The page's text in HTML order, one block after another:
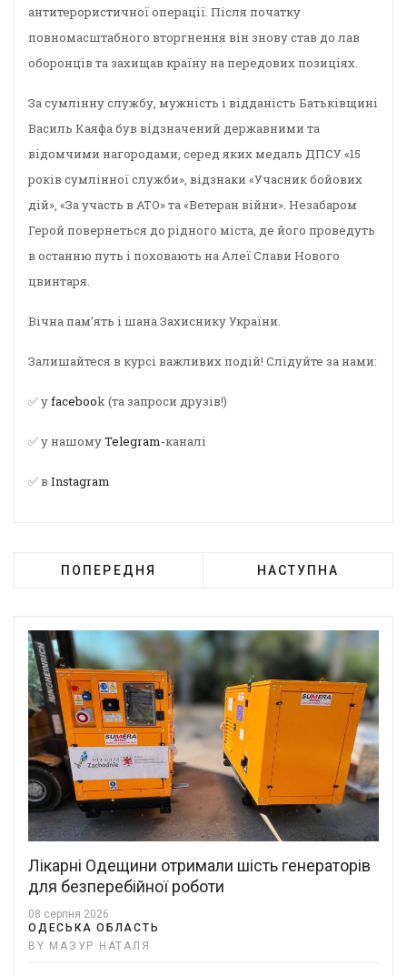
антитерористичної операції. Після початку
повномасштабного вторгнення він знову став до лав
оборонців та захищав країну на передових позиціях.
За сумлінну службу, мужність і відданість Батьківщині
Василь Каяфа був відзначений державними та
відомчими нагородами, серед яких медаль ДПСУ «15
років сумлінної служби», відзнаки «Учасник бойових
дій», «За участь в АТО» та «Ветеран війни». Незабаром
Герой повернеться до рідного міста, де його проведуть
в останню путь і поховають на Алеї Слави Нового
цвинтаря.
Вічна пам’ять і шана Захиснику України.
Залишайтеся в курсі важливих подій! Слідуйте за нами:
✅ уfacebook (та запроси друзів!)
✅ у нашомуTelegram-каналі
✅ в Instagram
ПОПЕРЕДНЯ НАСТУПНА
Лікарні Одещини отримали шість генераторів
для безперебійної роботи
08 серпня 2026
ОДЕСЬКА ОБЛАСТЬ
BY МАЗУР НАТАЛЯ